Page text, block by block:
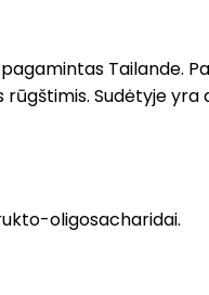
Tailande.
Sudėtyje
oligosacharidai.